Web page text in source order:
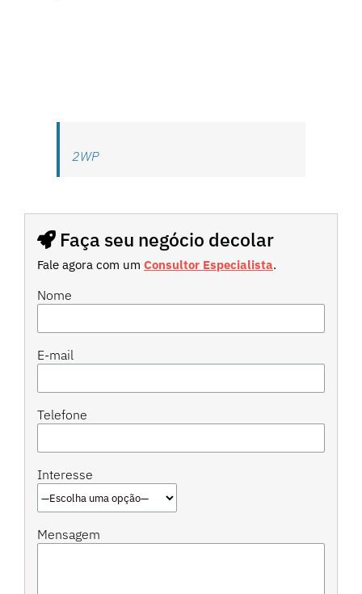
2WP
Faça seu negócio decolar
Fale agora com um Consultor Especialista.
Nome
E-mail
Telefone
Interesse
Mensagem